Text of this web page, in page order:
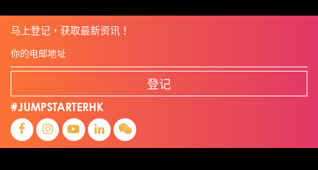
马上登记，获取最新资讯！
登记
#JUMPSTARTERHK